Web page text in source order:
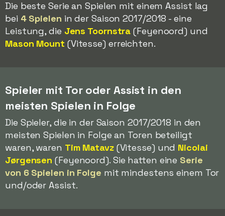
Die beste Serie an Spielen mit einem Assist lag
bei 4 Spielen in der Saison 2017/2018 - eine
Leistung, die Jens Toornstra (Feyenoord) und
Mason Mount (Vitesse) erreichten.
Spieler mit Tor oder Assist in den
meisten Spielen in Folge
Die Spieler, die in der Saison 2017/2018 in den
meisten Spielen in Folge an Toren beteiligt
waren, waren Tim Matavz(Vitesse) und Nicolai
Jørgensen (Feyenoord). Sie hatten eine Serie
von 6 Spielen in Folge mit mindestens einem Tor
und/oder Assist.